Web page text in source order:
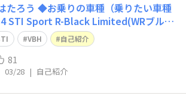
（乗りたい車種
STI Sport R-Black Limited(WRブル
バル車です、たくさん走るぞ〜。
VBH 自己紹介
81
03/28 | 自己紹介